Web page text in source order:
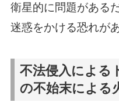
衛星的に問題がある
迷惑をかける恐れが
不法侵入による
の不始末による